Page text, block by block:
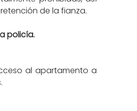
de la fianza.
policía.
al apartamento a